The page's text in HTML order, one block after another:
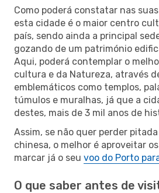
Como poderá constatar nas
esta cidade é o maior centro
país, sendo ainda a principal
gozando de um património
Aqui, poderá contemplar o
cultura e da Natureza, através
emblemáticos como templos,
túmulos e muralhas, já que a
destes, mais de 3 mil anos de
Assim, se não quer perder
chinesa, o melhor é aproveitar
marcar já o seu voo do Porto
O que saber antes de